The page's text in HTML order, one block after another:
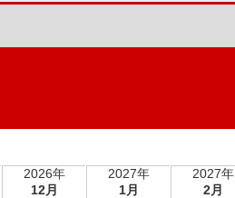
2026年
12月
2027年
1月
2027年
2月